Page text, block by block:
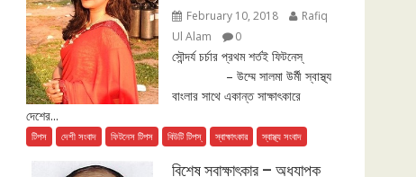
February 10, 2018
Rafiq
Ul Alam
0
সৌন্দর্য চর্চার প্রথম শর্তই ফিটনেস্
– উম্মে সালমা উর্মী স্বাস্থ্য
বাংলার সাথে একান্ত সাক্ষাৎকারে
দেশের...
টিপস দেশী সংবাদ ফিটনেস টিপস বিউটি টিপস্ স্বাক্ষাৎকার স্বাস্থ্য সংবাদ
বিশেষ স্বাক্ষাৎকার – অধ্যাপক